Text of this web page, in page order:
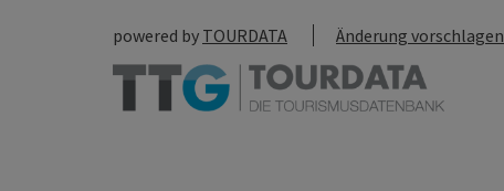
powered by TOURDATA Änderung vorschlagen